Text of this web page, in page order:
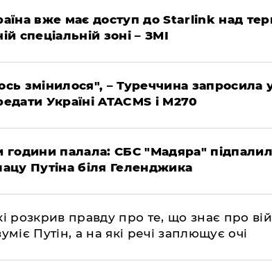
вже має доступ до Starlink над
спеціальній зоні – ЗМІ
змінилося", – Туреччина запросила
Україні ATACMS і M270
години палала: СБС "Мадяра"
Путіна біля Геленджика
розкрив правду про те, що знає про
Путін, а на які речі заплющує очі